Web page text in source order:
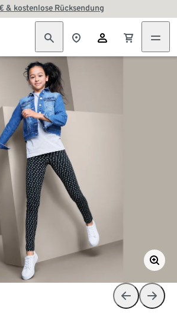
& kostenlose Rücksendung